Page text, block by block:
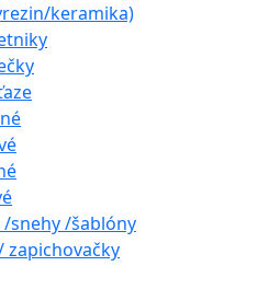
keramika)
snehy /šablóny
zapichovačky